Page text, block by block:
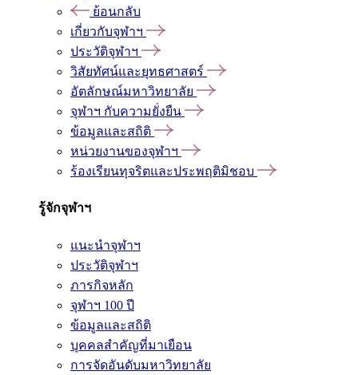
ย้อนกลับ
เกี่ยวกับจุฬาฯ
ประวัติจุฬาฯ
วิสัยทัศน์และยุทธศาสตร์
อัตลักษณ์มหาวิทยาลัย
จุฬาฯ กับความยั่งยืน
ข้อมูลและสถิติ
หน่วยงานของจุฬาฯ
ร้องเรียนทุจริตและประพฤติมิชอบ
รู้จักจุฬาฯ
แนะนำจุฬาฯ
ประวัติจุฬาฯ
ภารกิจหลัก
จุฬาฯ 100 ปี
ข้อมูลและสถิติ
บุคคลสำคัญที่มาเยือน
การจัดอันดับมหาวิทยาลัย